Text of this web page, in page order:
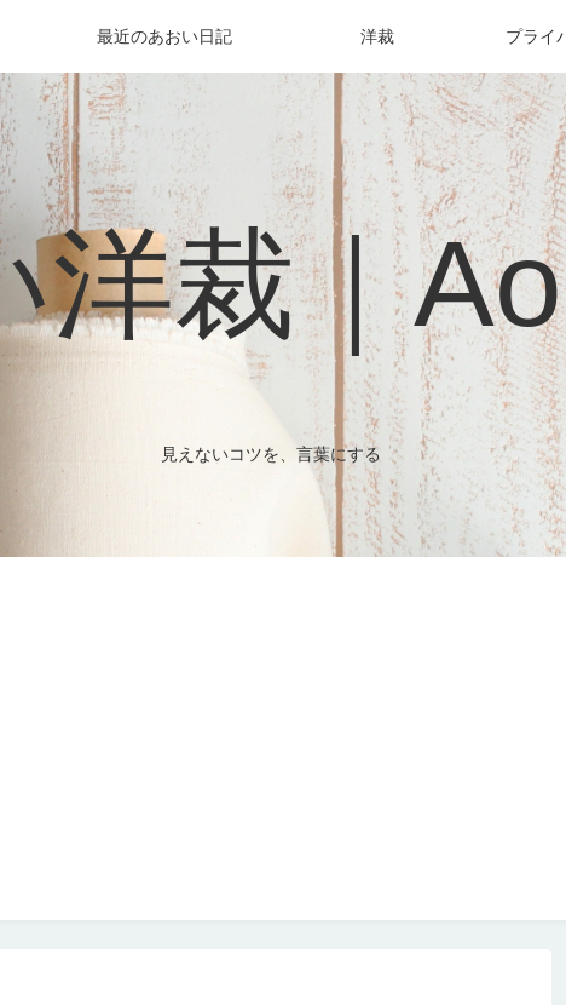
洋裁｜
見えないコツを、言葉にする
最近のあおい日記 洋裁 プライ